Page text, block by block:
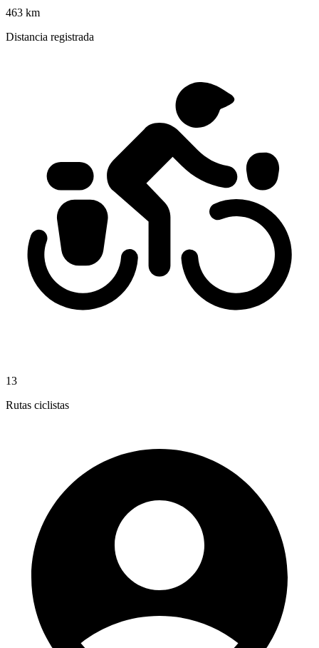
463 km
Distancia registrada
13
Rutas ciclistas